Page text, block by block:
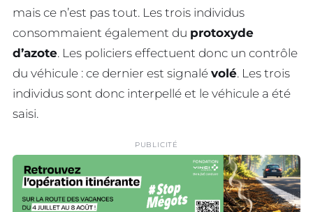
mais ce n’est pas tout. Les trois individus
consommaient également du protoxyde
d’azote. Les policiers effectuent donc un contrôle
du véhicule : ce dernier est signalé volé. Les trois
individus sont donc interpellé et le véhicule a été
saisi.
PUBLICITÉ